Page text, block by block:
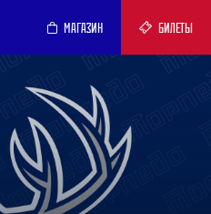
МАГАЗИН БИЛЕТЫ